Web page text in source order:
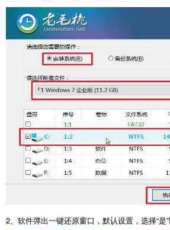
2、软件弹出一键还原窗口，默认设置，选择“是”